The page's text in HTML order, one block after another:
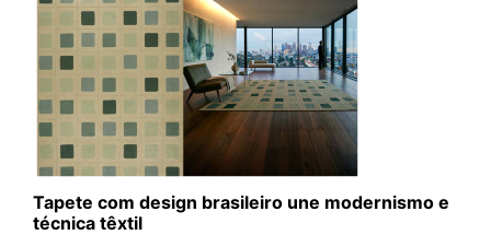
Tapete com design brasileiro une modernismo e
técnica têxtil